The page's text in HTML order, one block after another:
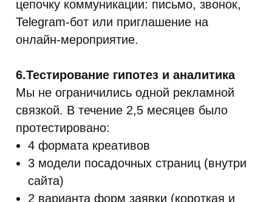
цепочку коммуникации: письмо, звонок,
Telegram-бот или приглашение на
онлайн-мероприятие.
6.Тестирование гипотез и аналитика
Мы не ограничились одной рекламной
связкой. В течение 2,5 месяцев было
протестировано:
4 формата креативов
3 модели посадочных страниц (внутри
сайта)
2 варианта форм заявки (короткая и